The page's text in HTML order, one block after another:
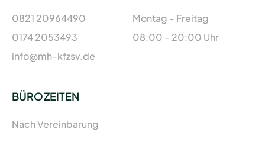
0821 20964490
0174 2053493
info@mh-kfzsv.de
Montag - Freitag
08:00 - 20:00 Uhr
BÜROZEITEN
Nach Vereinbarung